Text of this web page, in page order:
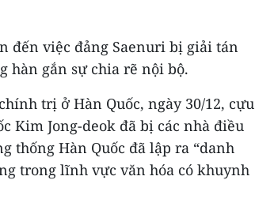
đến việc đảng Saenuri bị giải tán
hàn gắn sự chia rẽ nội bộ.
trị ở Hàn Quốc, ngày 30/12, cựu
Kim Jong-deok đã bị các nhà điều
thống Hàn Quốc đã lập ra “danh
trong lĩnh vực văn hóa có khuynh